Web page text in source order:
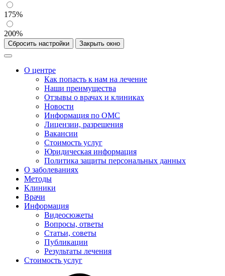
175%
200%
Сбросить настройки Закрыть окно
О центре
Как попасть к нам на лечение
Наши преимущества
Отзывы о врачах и клиниках
Новости
Информация по ОМС
Лицензии, разрешения
Вакансии
Стоимость услуг
Юридическая информация
Политика защиты персональных данных
О заболеваниях
Методы
Клиники
Врачи
Информация
Видеосюжеты
Вопросы, ответы
Статьи, советы
Публикации
Результаты лечения
Стоимость услуг